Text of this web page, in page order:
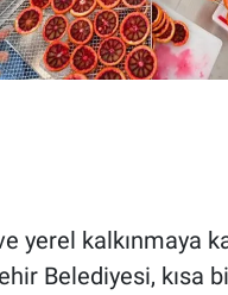
yerel kalkınmaya
Belediyesi, kısa